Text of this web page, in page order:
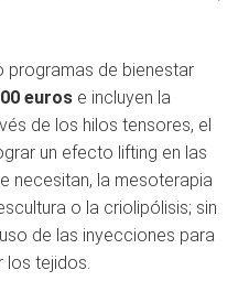
programas de bienestar
euros e incluyen la
de los hilos tensores, el
un efecto lifting en las
necesitan, la mesoterapia
o la criolipólisis; sin
de las inyecciones para
los tejidos.